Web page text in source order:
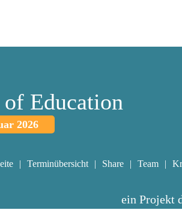
of Education
2026
Terminübersicht Share Team
ein Projekt